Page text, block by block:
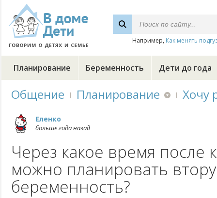
Например, Как менять
Планирование Беременность Дети до года
Общение Планирование Хочу
Еленко
больше года назад
Через какое время после
можно планировать
беременность?